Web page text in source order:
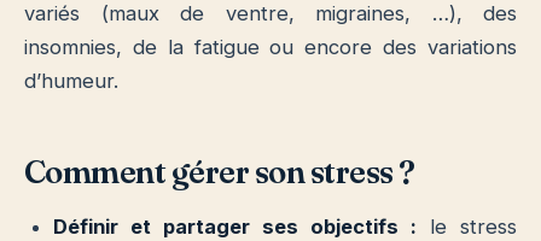
variés (maux de ventre, migraines, …), des
insomnies, de la fatigue ou encore des variations
d’humeur.
Comment gérer son stress ?
Définir et partager ses objectifs : le stress